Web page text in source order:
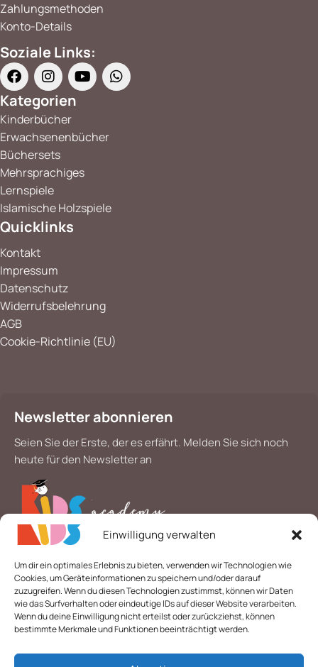
Einwilligung verwalten
Um dir ein optimales Erlebnis zu bieten, verwenden wir Technologien wie
Cookies, um Geräteinformationen zu speichern und/oder darauf
zuzugreifen. Wenn du diesen Technologien zustimmst, können wir Daten
wie das Surfverhalten oder eindeutige IDs auf dieser Website verarbeiten.
Wenn du deine Einwilligung nicht erteilst oder zurückziehst, können
bestimmte Merkmale und Funktionen beeinträchtigt werden.
Zahlungsmethoden
Konto-Details
Soziale Links:
Kategorien
Kinderbücher
Erwachsenenbücher
Büchersets
Mehrsprachiges
Lernspiele
Islamische Holzspiele
Quicklinks
Kontakt
Impressum
Datenschutz
Widerrufsbelehrung
AGB
Cookie-Richtlinie (EU)
Newsletter abonnieren
Seien Sie der Erste, der es erfährt. Melden Sie sich noch
heute für den Newsletter an
E-Mail*